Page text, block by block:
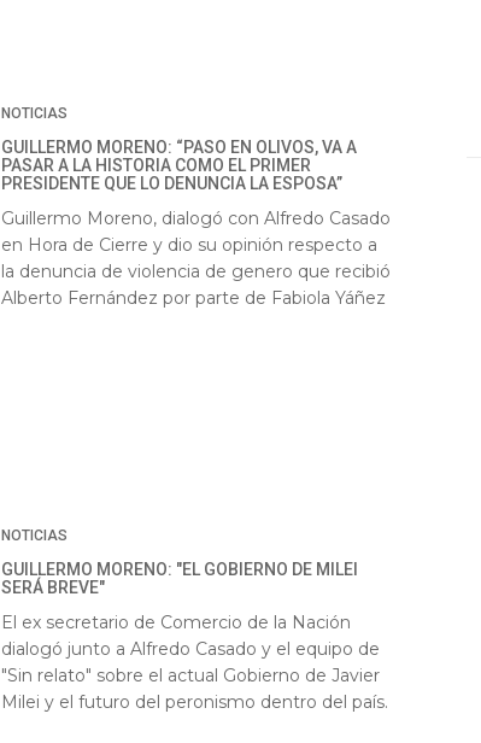
NOTICIAS
GUILLERMO MORENO: “PASO EN OLIVOS, VA A
PASAR A LA HISTORIA COMO EL PRIMER
PRESIDENTE QUE LO DENUNCIA LA ESPOSA”
Guillermo Moreno, dialogó con Alfredo Casado
en Hora de Cierre y dio su opinión respecto a
la denuncia de violencia de genero que recibió
Alberto Fernández por parte de Fabiola Yáñez
NOTICIAS
GUILLERMO MORENO: "EL GOBIERNO DE MILEI
SERÁ BREVE"
El ex secretario de Comercio de la Nación
dialogó junto a Alfredo Casado y el equipo de
"Sin relato" sobre el actual Gobierno de Javier
Milei y el futuro del peronismo dentro del país.